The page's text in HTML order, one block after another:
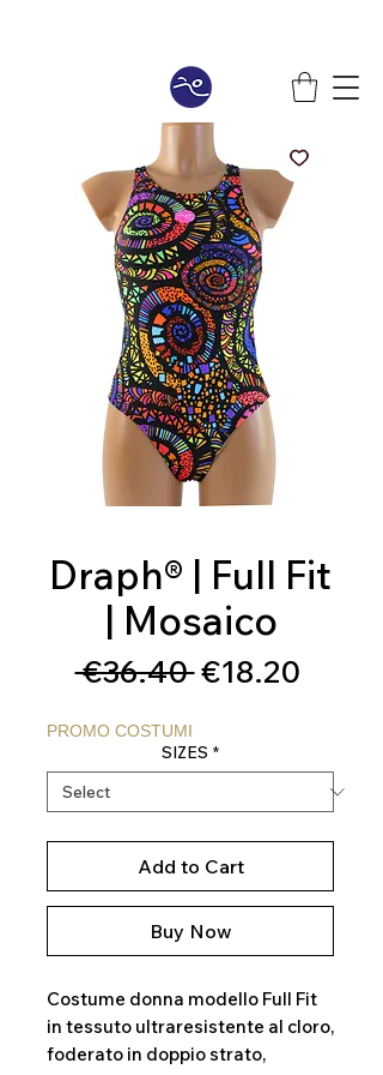
Draph® | Full Fit
| Mosaico
€36.40 Regular
€18.20Sale
PROMO COSTUMI
SIZES *
Add to Cart
Buy Now
Costume donna modello Full Fit
in tessuto ultraresistente al cloro,
foderato in doppio strato,